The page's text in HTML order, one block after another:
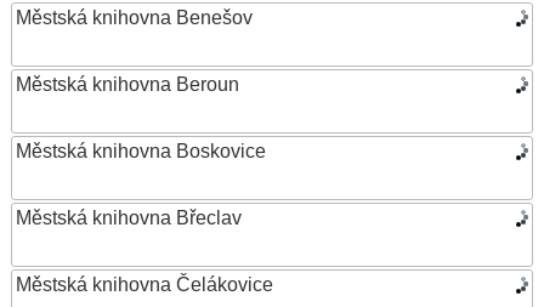
Městská knihovna Benešov
Městská knihovna Beroun
Městská knihovna Boskovice
Městská knihovna Břeclav
Městská knihovna Čelákovice